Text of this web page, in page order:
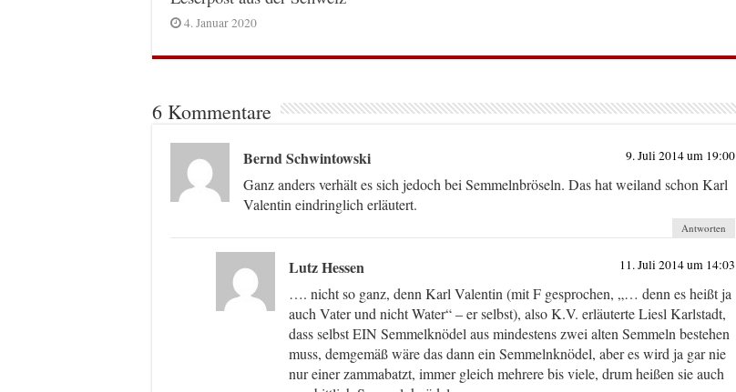
4. Januar 2020
6 Kommentare
Bernd Schwintowski 9. Juli 2014 um 19:00
Ganz anders verhält es sich jedoch bei Semmelnbröseln. Das hat weiland schon Karl
Valentin eindringlich erläutert.
Antworten
Lutz Hessen 11. Juli 2014 um 14:03
…. nicht so ganz, denn Karl Valentin (mit F gesprochen, „… denn es heißt ja
auch Vater und nicht Water“ – er selbst), also K.V. erläuterte Liesl Karlstadt,
dass selbst EIN Semmelknödel aus mindestens zwei alten Semmeln bestehen
muss, demgemäß wäre das dann ein Semmelnknödel, aber es wird ja gar nie
nur einer zammabatzt, immer gleich mehrere bis viele, drum heißen sie auch